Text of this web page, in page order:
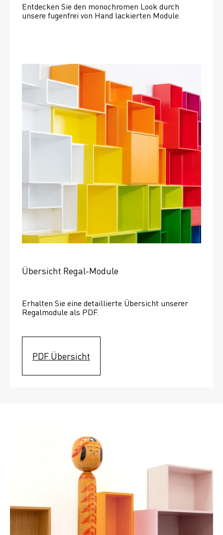
Entdecken Sie den monochromen Look durch
unsere fugenfrei von Hand lackierten Module.
Übersicht Regal-Module
Erhalten Sie eine detaillierte Übersicht unserer
Regalmodule als PDF.
PDF Übersicht